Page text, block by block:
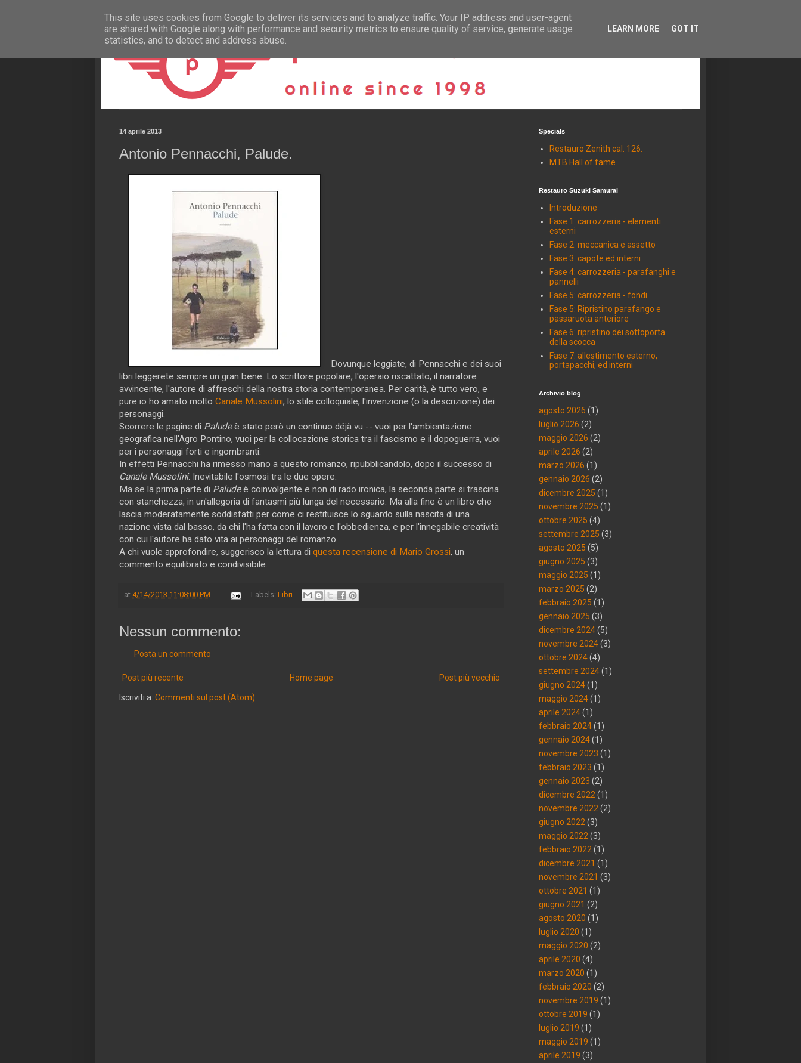
14 aprile 2013
Antonio Pennacchi, Palude.
Dovunque leggiate, di Pennacchi e dei suoi
libri leggerete sempre un gran bene. Lo scrittore popolare, l'operaio riscattato, il narratore
avvincente, l'autore di affreschi della nostra storia contemporanea. Per carità, è tutto vero, e
pure io ho amato molto Canale Mussolini, lo stile colloquiale, l'invenzione (o la descrizione) dei
personaggi.
Scorrere le pagine di Paludeè stato però un continuo déjà vu -- vuoi per l'ambientazione
geografica nell'Agro Pontino, vuoi per la collocazione storica tra il fascismo e il dopoguerra, vuoi
per i personaggi forti e ingombranti.
In effetti Pennacchi ha rimesso mano a questo romanzo, ripubblicandolo, dopo il successo di
Canale Mussolini. Inevitabile l'osmosi tra le due opere.
Ma se la prima parte di Paludeè coinvolgente e non di rado ironica, la seconda parte si trascina
con stanchezza, in un'allegoria di fantasmi più lunga del necessario. Ma alla fine è un libro che
lascia moderatamente soddisfatti per come ci restituisce lo sguardo sulla nascita di una
nazione vista dal basso, da chi l'ha fatta con il lavoro e l'obbedienza, e per l'innegabile creatività
con cui l'autore ha dato vita ai personaggi del romanzo.
A chi vuole approfondire, suggerisco la lettura di questa recensione di Mario Grossi, un
commento equilibrato e condivisibile.
at 4/14/2013 11:08:00 PM Labels:Libri
Nessun commento:
Posta un commento
Post più recente Post più vecchio
Home page
Iscriviti a: Commenti sul post (Atom)
Specials
Restauro Zenith cal. 126.
MTB Hall of fame
Restauro Suzuki Samurai
Introduzione
Fase 1: carrozzeria - elementi
esterni
Fase 2: meccanica e assetto
Fase 3: capote ed interni
Fase 4: carrozzeria - parafanghi e
pannelli
Fase 5: carrozzeria - fondi
Fase 5: Ripristino parafango e
passaruota anteriore
Fase 6: ripristino dei sottoporta
della scocca
Fase 7: allestimento esterno,
portapacchi, ed interni
Archivio blog
agosto 2026 (1)
luglio 2026 (2)
maggio 2026 (2)
aprile 2026 (2)
marzo 2026 (1)
gennaio 2026 (2)
dicembre 2025 (1)
novembre 2025 (1)
ottobre 2025 (4)
settembre 2025 (3)
agosto 2025 (5)
giugno 2025 (3)
maggio 2025 (1)
marzo 2025 (2)
febbraio 2025 (1)
gennaio 2025 (3)
dicembre 2024(5)
novembre 2024(3)
ottobre 2024(4)
settembre 2024(1)
giugno 2024(1)
maggio 2024(1)
aprile 2024(1)
febbraio 2024(1)
gennaio 2024(1)
novembre 2023 (1)
febbraio 2023 (1)
gennaio 2023 (2)
dicembre 2022 (1)
novembre 2022 (2)
giugno 2022 (3)
maggio 2022 (3)
febbraio 2022 (1)
dicembre 2021 (1)
novembre 2021 (3)
ottobre 2021 (1)
giugno 2021 (2)
agosto 2020 (1)
luglio 2020 (1)
maggio 2020 (2)
aprile 2020 (4)
marzo 2020 (1)
febbraio 2020 (2)
novembre 2019 (1)
ottobre 2019 (1)
luglio 2019 (1)
maggio 2019 (1)
aprile 2019 (3)
This site uses cookies from Google to deliver its services and to analyze traffic. Your IP address and user-agent
are shared with Google along with performance and security metrics to ensure quality of service, generate usage
statistics, and to detect and address abuse.
LEARN MORE GOT IT